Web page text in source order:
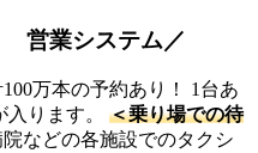
営業システム／
万本の予約あり！ 1台あ
入ります。 ＜乗り場での待
などの各施設でのタクシ